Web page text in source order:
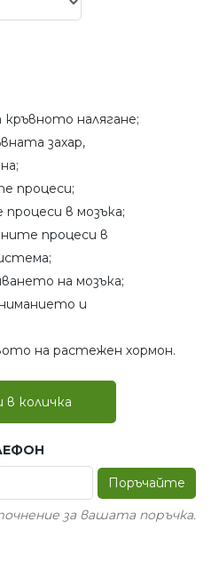
кръвното налягане;
захар,
процеси;
в мозъка;
процеси в
на мозъка;
и
на растежен хормон.
в количка
Поръчайте
за вашата поръчка.